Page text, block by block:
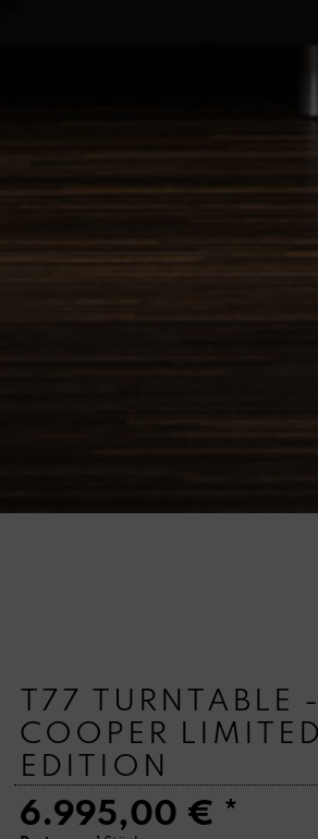
T77 TURNTABLE
COOPER LIMITED
EDITION
6.995,00 € *